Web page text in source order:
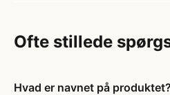
Ofte stillede
Hvad er navnet på produktet?